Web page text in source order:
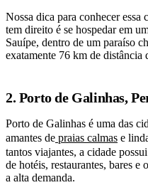
Nossa dica para conhecer
tem direito é se hospedar em
Sauípe, dentro de um paraíso
exatamente 76 km de distância
2. Porto de Galinhas,
Porto de Galinhas é uma das
amantes de praias calmas e
tantos viajantes, a cidade
de hotéis, restaurantes, bares e
a alta demanda.